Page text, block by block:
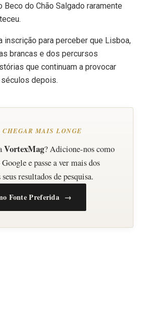
Beco do Chão Salgado raramente
inscrição para perceber que Lisboa,
brancas e dos percursos
que continuam a provocar
depois.
MAIS LONGE
VortexMag? Adicione-nos como
e passe a ver mais dos
resultados de pesquisa.
Fonte Preferida →